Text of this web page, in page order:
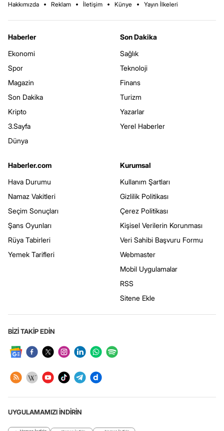
Hakkımızda Reklam İletişim Künye Yayın İlkeleri
Haberler
Ekonomi
Spor
Magazin
Son Dakika
Kripto
3.Sayfa
Dünya
Son Dakika
Sağlık
Teknoloji
Finans
Turizm
Yazarlar
Yerel Haberler
Haberler.com
Hava Durumu
Namaz Vakitleri
Seçim Sonuçları
Şans Oyunları
Rüya Tabirleri
Yemek Tarifleri
Kurumsal
Kullanım Şartları
Gizlilik Politikası
Çerez Politikası
Kişisel Verilerin Korunması
Veri Sahibi Başvuru Formu
Webmaster
Mobil Uygulamalar
RSS
Sitene Ekle
BİZİ TAKİP EDİN
UYGULAMAMIZI İNDİRİN